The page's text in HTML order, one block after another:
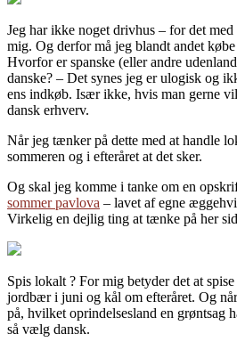
Jeg har ikke noget drivhus – for det
mig. Og derfor må jeg blandt andet
Hvorfor er spanske (eller andre
danske? – Det synes jeg er ulogisk og
ens indkøb. Især ikke, hvis man gerne
dansk erhverv.
Når jeg tænker på dette med at handle
sommeren og i efteråret at det sker.
Og skal jeg komme i tanke om en
sommer pavlova – lavet af egne
Virkelig en dejlig ting at tænke på her
Spis lokalt ? For mig betyder det at
jordbær i juni og kål om efteråret. Og
på, hvilket oprindelsesland en grøntsag
så vælg dansk.